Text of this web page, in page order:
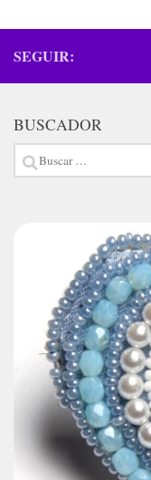
SEGUIR:
BUSCADOR
Buscar: